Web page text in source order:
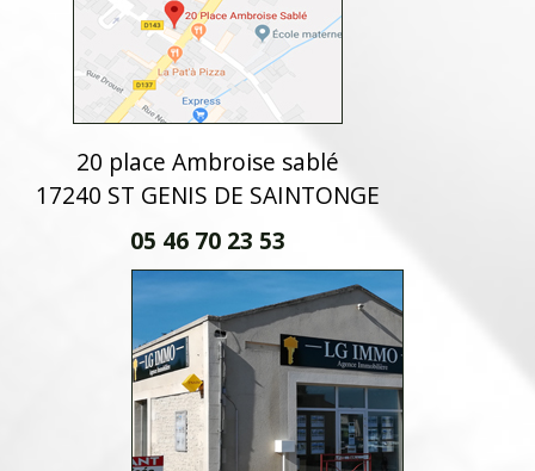
20 place Ambroise sablé
17240 ST GENIS DE SAINTONGE
05 46 70 23 53